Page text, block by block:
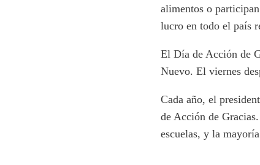
alimentos o
lucro en todo el país
El Día de Acción de
Nuevo. El viernes
Cada año, el
de Acción de
escuelas, y la